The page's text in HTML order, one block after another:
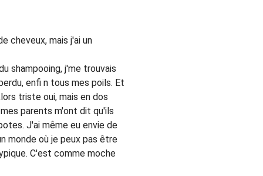
cheveux, mais j'ai un
shampooing, j'me trouvais
enfi n tous mes poils. Et
triste oui, mais en dos
parents m'ont dit qu'ils
J'ai même eu envie de
monde où je peux pas être
C'est comme moche